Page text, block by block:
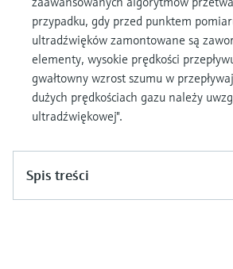
przypadku, gdy przed punktem
ultradźwięków zamontowane są
elementy, wysokie prędkości
gwałtowny wzrost szumu w
dużych prędkościach gazu należy
ultradźwiękowej".
Spis treści